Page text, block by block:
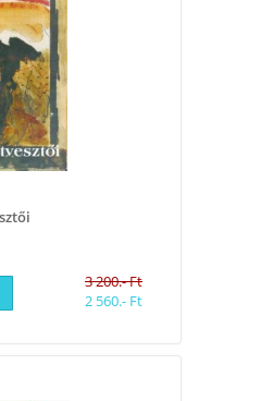
3 200.- Ft
2 560.- Ft